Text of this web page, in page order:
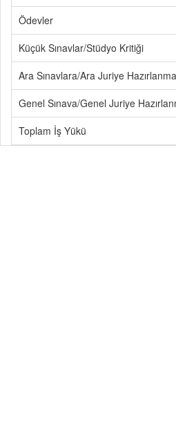
Ödevler
Küçük Sınavlar/Stüdyo Kritiği
Ara Sınavlara/Ara Juriye
Genel Sınava/Genel Juriye
Toplam İş Yükü